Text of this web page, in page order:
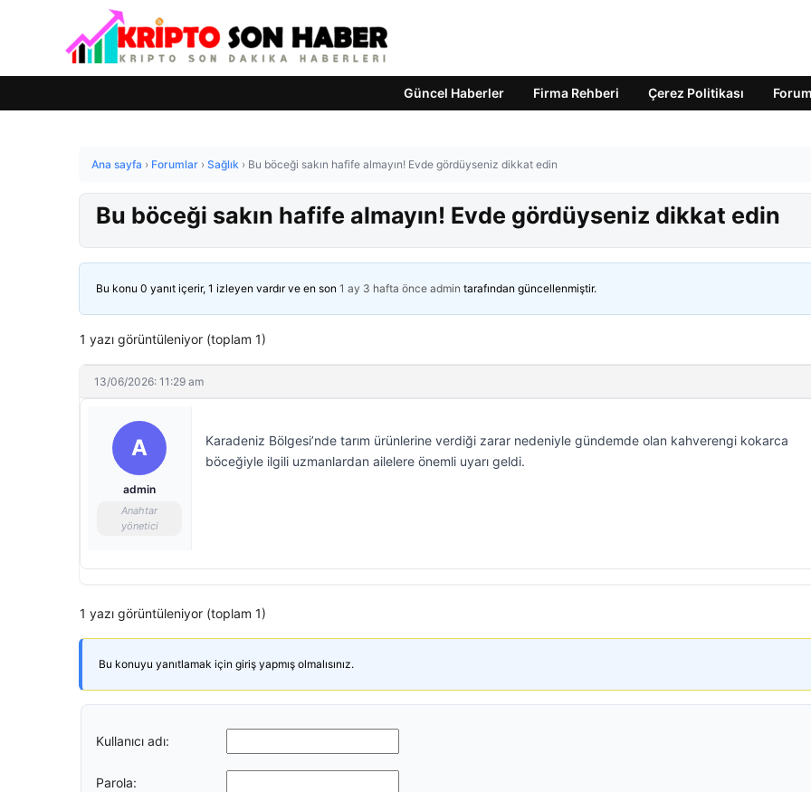
Güncel Haberler Firma Rehberi Çerez Politikası Forum
Ana sayfa › Forumlar › Sağlık › Bu böceği sakın hafife almayın! Evde gördüyseniz dikkat edin
Bu böceği sakın hafife almayın! Evde gördüyseniz dikkat edin
Bu konu 0 yanıt içerir, 1 izleyen vardır ve en son 1 ay 3 hafta önce admin tarafından güncellenmiştir.
1 yazı görüntüleniyor (toplam 1)
13/06/2026: 11:29 am
A
admin
Anahtar
yönetici
Karadeniz Bölgesi’nde tarım ürünlerine verdiği zarar nedeniyle gündemde olan kahverengi kokarca
böceğiyle ilgili uzmanlardan ailelere önemli uyarı geldi.
1 yazı görüntüleniyor (toplam 1)
Bu konuyu yanıtlamak için giriş yapmış olmalısınız.
Kullanıcı adı:
Parola: